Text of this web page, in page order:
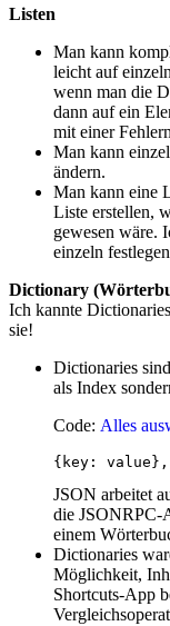
Listen
Man kann
leicht auf
wenn man die
dann auf ein
mit einer
Man kann
ändern.
Man kann eine
Liste erstellen,
gewesen wäre.
einzeln
Dictionary
Ich kannte
sie!
Dictionaries
als Index
Code: Alles
{key:
JSON arbeitet
die JSONRPC-
einem
Dictionaries
Möglichkeit,
Shortcuts-App